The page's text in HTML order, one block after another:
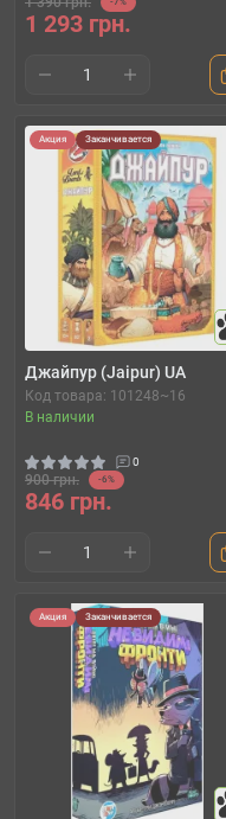
1 293 грн.
Акция Заканчивается
Джайпур (Jaipur) UA
Код товара: 101248~16
В наличии
0
900 грн. -6%
846 грн.
Акция Заканчивается